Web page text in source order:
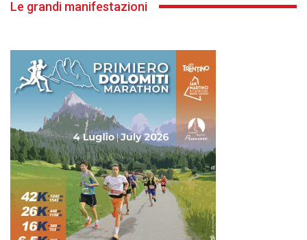
Le grandi manifestazioni